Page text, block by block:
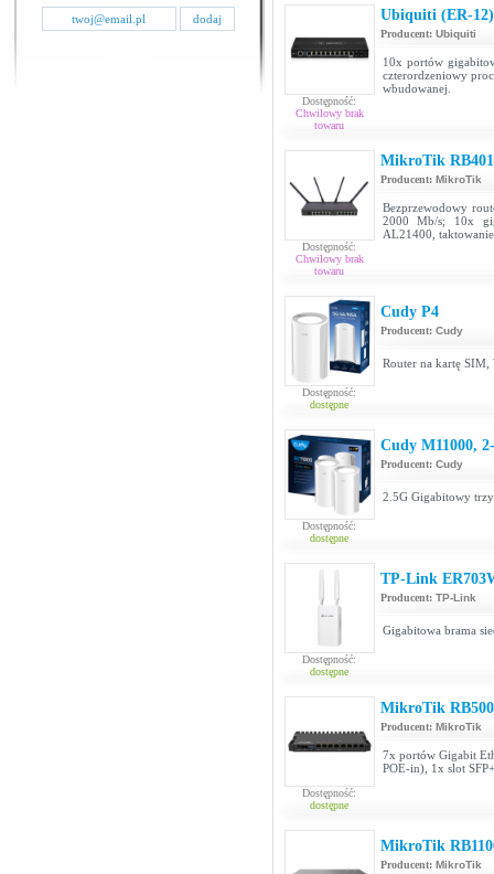
Dostępność:
Chwilowy brak
towaru
Ubiquiti (ER-
Producent: Ubiquiti
10x portów
czterordzeniowy
wbudowanej.
Dostępność:
Chwilowy brak
towaru
MikroTik
Producent: MikroTik
Bezprzewodowy
2000 Mb/s; 10x
AL21400,
Dostępność:
dostępne
Cudy P4
Producent: Cudy
Router na kartę
Dostępność:
dostępne
Cudy M11000,
Producent: Cudy
2.5G Gigabitowy
Dostępność:
dostępne
TP-Link
Producent: TP-Link
Gigabitowa brama
Dostępność:
dostępne
MikroTik
Producent: MikroTik
7x portów Gigabit
POE-in), 1x slot
MikroTik
Producent: MikroTik